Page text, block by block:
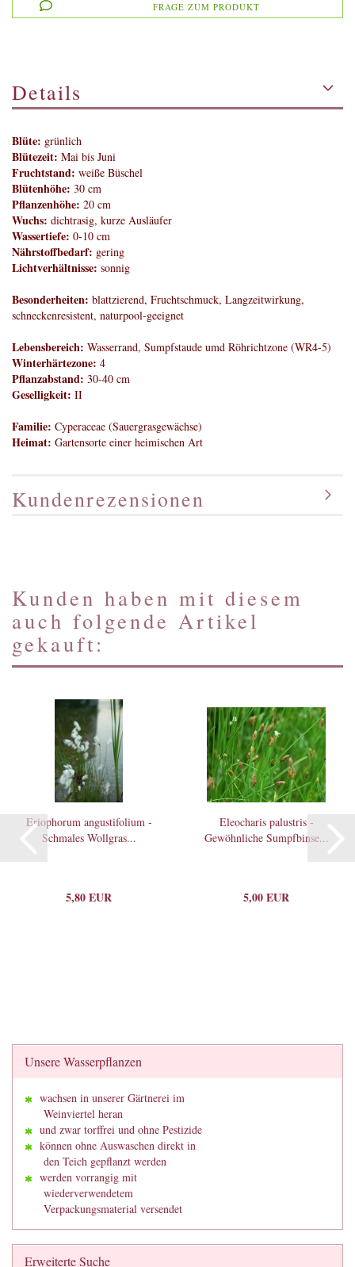
FRAGE ZUM PRODUKT
Details
Blüte: grünlich
Blütezeit: Mai bis Juni
Fruchtstand: weiße Büschel
Blütenhöhe: 30 cm
Pflanzenhöhe: 20 cm
Wuchs: dichtrasig, kurze Ausläufer
Wassertiefe: 0-10 cm
Nährstoffbedarf: gering
Lichtverhältnisse: sonnig
Besonderheiten: blattzierend, Fruchtschmuck, Langzeitwirkung,
schneckenresistent, naturpool-geeignet
Lebensbereich: Wasserrand, Sumpfstaude umd Röhrichtzone (WR4-5)
Winterhärtezone: 4
Pflanzabstand: 30-40 cm
Geselligkeit: II
Familie: Cyperaceae (Sauergrasgewächse)
Heimat: Gartensorte einer heimischen Art
Kundenrezensionen
Kunden haben mit diesem
auch folgende Artikel
gekauft:
Eriophorum angustifolium -
Schmales Wollgras...
5,80 EUR
Eleocharis palustris -
Gewöhnliche Sumpfbinse...
5,00 EUR
Unsere Wasserpflanzen
wachsen in unserer Gärtnerei im
Weinviertel heran
und zwar torffrei und ohne Pestizide
können ohne Auswaschen direkt in
den Teich gepflanzt werden
werden vorrangig mit
wiederverwendetem
Verpackungsmaterial versendet
Erweiterte Suche